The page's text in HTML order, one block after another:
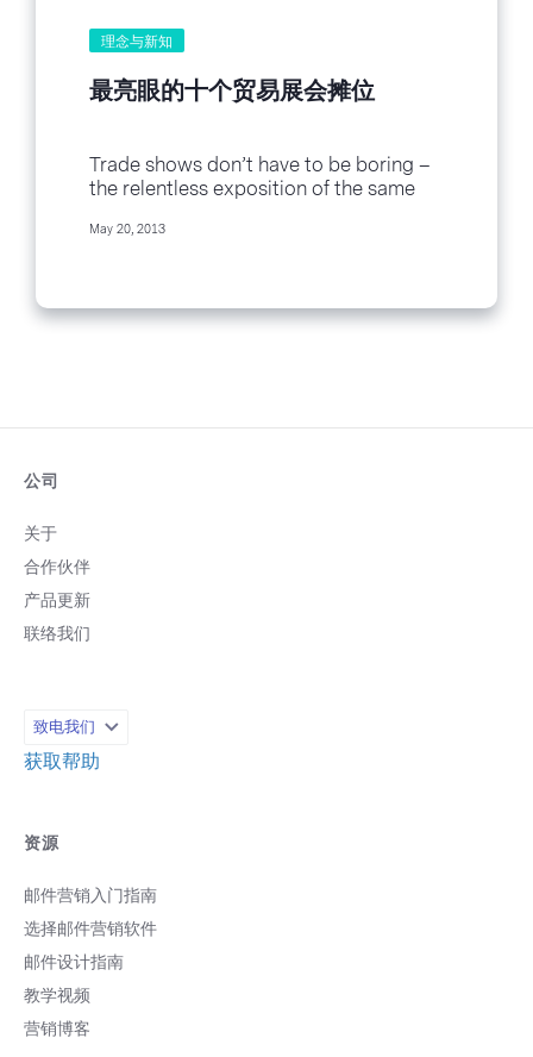
理念与新知
最亮眼的十个贸易展会摊位
Trade shows don’t have to be boring –
the relentless exposition of the same
businesses really put creativity and
May 20, 2013
公司
关于
合作伙伴
产品更新
联络我们
致电我们
获取帮助
资源
邮件营销入门指南
选择邮件营销软件
邮件设计指南
教学视频
营销博客